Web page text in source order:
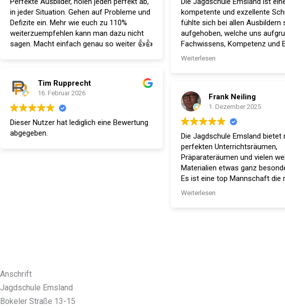
in jeder Situation. Gehen auf Probleme und
Defizite ein. Mehr wie euch zu 110%
weiterzuempfehlen kann man dazu nicht
sagen. Macht einfach genau so weiter 👍👍
Tim Rupprecht
16. Februar 2026
Dieser Nutzer hat lediglich eine Bewertung
abgegeben.
kompetente und exzellente
fühlte sich bei allen Ausbildern
aufgehoben, welche uns
Fachwissens, Kompetenz und
mit Herzblut und Nervenkostüm
Weiterlesen
Frank Neiling
1. Dezember 2025
Die Jagdschule Emsland bietet
perfekten Unterrichtsräumen,
Präparateräumen und vielen
Materialien etwas ganz
Es ist eine top Mannschaft die
Erfahrung, Leidenschaft, Freude
Weiterlesen
Anschrift
Jagdschule Emsland
Bokeler Straße 13-15